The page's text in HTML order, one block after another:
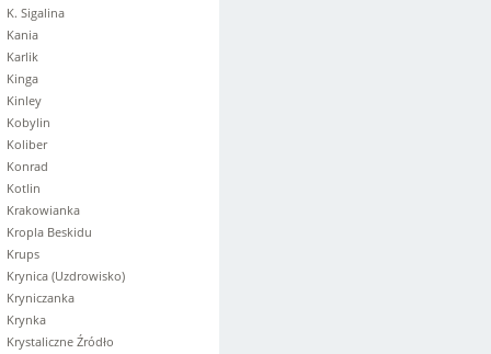
K. Sigalina
Kania
Karlik
Kinga
Kinley
Kobylin
Koliber
Konrad
Kotlin
Krakowianka
Kropla Beskidu
Krups
Krynica (Uzdrowisko)
Kryniczanka
Krynka
Krystaliczne Źródło